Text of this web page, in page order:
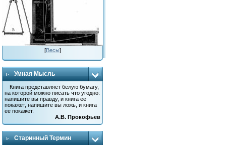
[Весы]
Умная Мысль
Книга представляет белую бумагу,
на которой можно писать что угодно:
напишите вы правду, и книга ее
покажет, напишите вы ложь, и книга
ее покажет.
А.В. Прокофьев
Старинный Термин